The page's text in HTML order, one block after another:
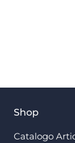
Shop
Catalogo